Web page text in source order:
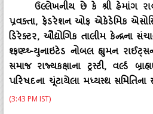
ઉલ્લેખનીય છે કે શ્રી હેમાંગ
પ્રવક્‍તા, ફેડરેશન ઓફ એકેડેમિક
ડિરેક્‍ટર, ઔદ્યોગિક તાલીમ કેન્‍દ્રના
શ્‍ફણ્‍ય્‍ઘ્‍-યુનાઇટેડ નોબલ હ્યુમન
સમાજ રાજ્‍યકક્ષાના ટ્રસ્‍ટી, વર્લ્‍ડ
પરિષદના ચૂંટાયેલા મધ્‍યસ્‍થ સમિતિના
(3:43 PM IST)